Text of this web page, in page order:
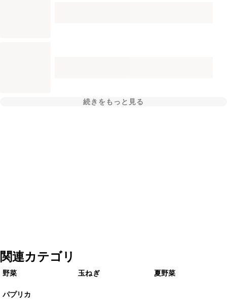
続きをもっと見る
関連カテゴリ
野菜 玉ねぎ 夏野菜
パプリカ